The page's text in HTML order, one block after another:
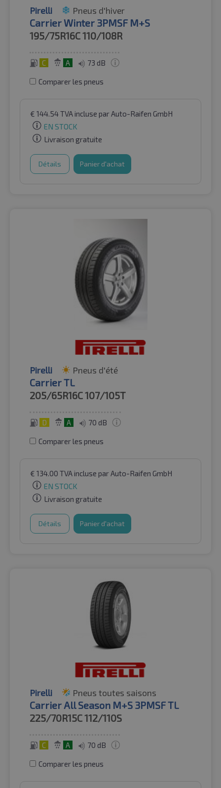
Pirelli Pneus d'hiver
Carrier Winter 3PMSF M+S
195/75R16C110/108R
C A 73 dB
Comparer les pneus
€ 144.54TVA incluse par Auto-Raifen GmbH
EN STOCK
Livraison gratuite
Détails Panier d'achat
Pirelli Pneus d'été
Carrier TL
205/65R16C107/105T
D A 70 dB
Comparer les pneus
€ 134.00 TVA incluse par Auto-Raifen GmbH
EN STOCK
Livraison gratuite
Détails Panier d'achat
Pirelli Pneus toutes saisons
Carrier All Season M+S 3PMSF TL
225/70R15C112/110S
C A 70 dB
Comparer les pneus